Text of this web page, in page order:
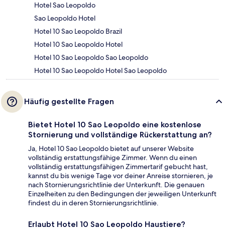
Hotel Sao Leopoldo
Sao Leopoldo Hotel
Hotel 10 Sao Leopoldo Brazil
Hotel 10 Sao Leopoldo Hotel
Hotel 10 Sao Leopoldo Sao Leopoldo
Hotel 10 Sao Leopoldo Hotel Sao Leopoldo
Häufig gestellte Fragen
Bietet Hotel 10 Sao Leopoldo eine kostenlose
Stornierung und vollständige Rückerstattung an?
Ja, Hotel 10 Sao Leopoldo bietet auf unserer Website
vollständig erstattungsfähige Zimmer. Wenn du einen
vollständig erstattungsfähigen Zimmertarif gebucht hast,
kannst du bis wenige Tage vor deiner Anreise stornieren, je
nach Stornierungsrichtlinie der Unterkunft. Die genauen
Einzelheiten zu den Bedingungen der jeweiligen Unterkunft
findest du in deren Stornierungsrichtlinie.
Erlaubt Hotel 10 Sao Leopoldo Haustiere?